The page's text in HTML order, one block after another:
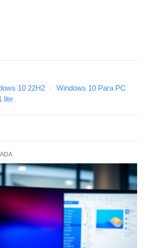
10 22H2
Windows 10 Para PC
lite